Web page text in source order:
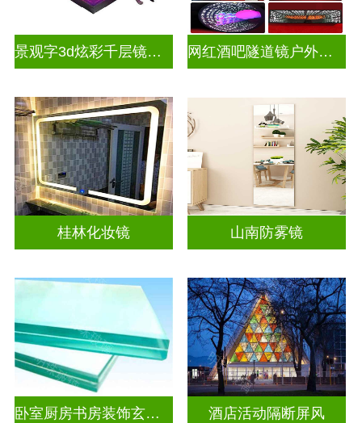
景观字3d炫彩千层镜深渊镜 网红酒吧隧道镜户外门头招牌深渊镜
桂林化妆镜 山南防雾镜
卧室厨房书房装饰玄关隔断 酒店活动隔断屏风